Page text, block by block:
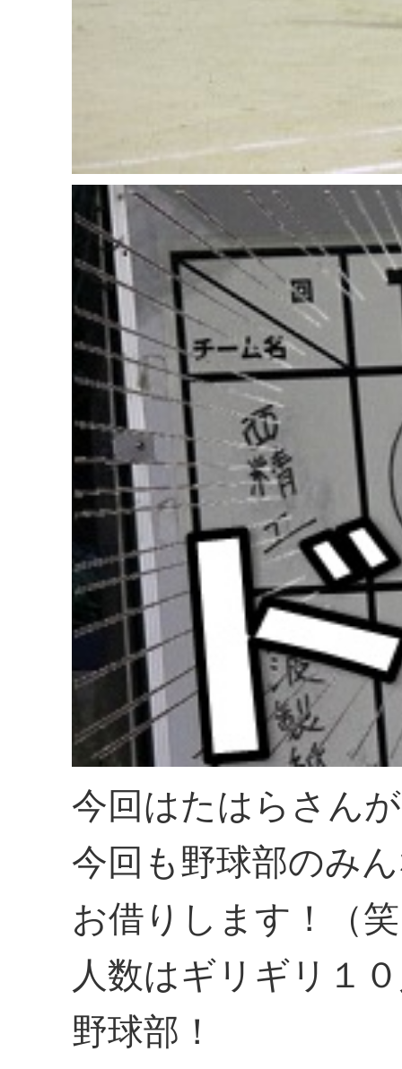
今回 はたはらさん
今回も野球部のみ
お借りします！（
人数はギリギリ１
野球部！